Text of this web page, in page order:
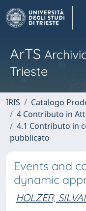
ArTS
Trieste
IRIS
Catalogo
4 Contributo in
4.1 Contributo in
pubblicato
Events and
dynamic
HOLZER,